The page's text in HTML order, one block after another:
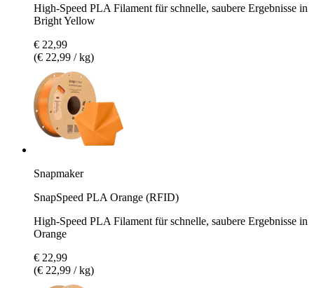
High-Speed PLA Filament für schnelle, saubere Ergebnisse in
Bright Yellow
€ 22,99
(€ 22,99 / kg)
Snapmaker
SnapSpeed PLA Orange (RFID)
High-Speed PLA Filament für schnelle, saubere Ergebnisse in
Orange
€ 22,99
(€ 22,99 / kg)